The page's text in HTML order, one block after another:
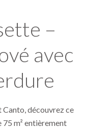
–
avec
découvrez ce
m² entièrement